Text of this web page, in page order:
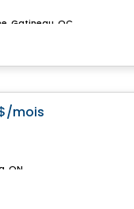
Gatineau, QC
/mois
ON